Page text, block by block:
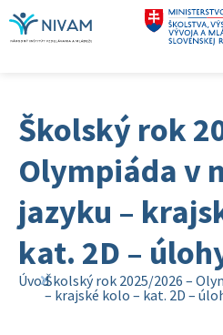
Školský rok
Olympiáda v
jazyku –
kat. 2D –
ÚvodŠkolský rok 2025/2026 –
– krajské kolo – kat. 2D –